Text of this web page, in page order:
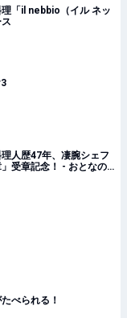
理「il nebbio（イル ネッ
人歴47年、凄腕シェフ
受章記念！ - おとなの
べられる！